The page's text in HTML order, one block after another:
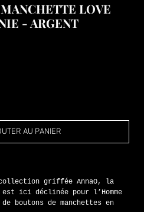
LOVE
- ARGENT
AU PANIER
collection griffée AnnaO, la
est ici déclinée pour l’Homme
boutons de manchettes en